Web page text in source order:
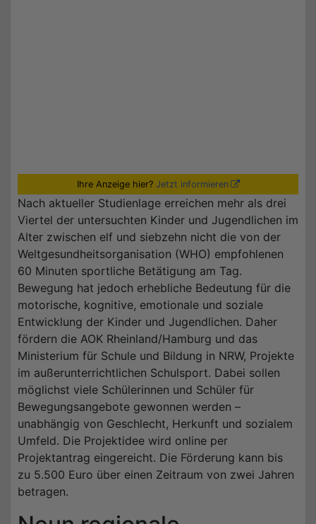
Ihre Anzeige hier? Jetzt informieren
Nach aktueller Studienlage erreichen mehr als drei
Viertel der untersuchten Kinder und Jugendlichen im
Alter zwischen elf und siebzehn nicht die von der
Weltgesundheitsorganisation (WHO) empfohlenen
60 Minuten sportliche Betätigung am Tag.
Bewegung hat jedoch erhebliche Bedeutung für die
motorische, kognitive, emotionale und soziale
Entwicklung der Kinder und Jugendlichen. Daher
fördern die AOK Rheinland/Hamburg und das
Ministerium für Schule und Bildung in NRW, Projekte
im außerunterrichtlichen Schulsport. Dabei sollen
möglichst viele Schülerinnen und Schüler für
Bewegungsangebote gewonnen werden –
unabhängig von Geschlecht, Herkunft und sozialem
Umfeld. Die Projektidee wird online per
Projektantrag eingereicht. Die Förderung kann bis
zu 5.500 Euro über einen Zeitraum von zwei Jahren
betragen.